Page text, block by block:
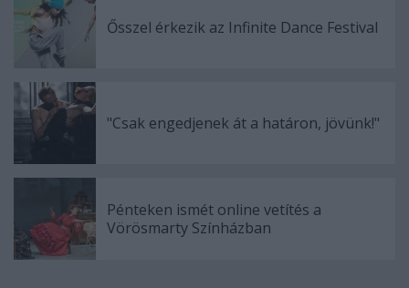
Ősszel érkezik az Infinite Dance Festival
"Csak engedjenek át a határon, jövünk!"
Pénteken ismét online vetítés a
Vörösmarty Színházban